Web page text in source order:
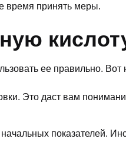
время принять меры.
ее правильно. Вот
Это даст вам
показателей.